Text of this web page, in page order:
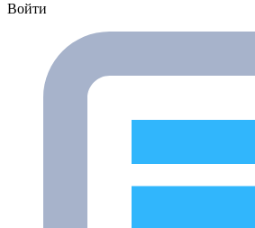
Войти